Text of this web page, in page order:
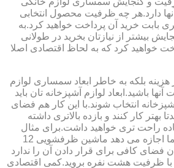
دارد.هر چه ظرفیت محصول انتخابی
بابت خرید آن پرداخت خواهید کرد.به
بیشتر از نیازتان بخرید در طولانی
خواهید کرد که به لحاظ اقتصادی اصلا
هزینه بلکه به خاطر ابعاد سمساری لوازم
باشید.ابعاد لوازم آشپزخانه تان باید
انتخاب شوند.با این کار هم فضای
بهتر کار کنند و بازده بالاتری داشته
راحت تری خواهید داشت.برای مثال
حتی اگر بودجه تان به شما اجازه می دهد ماشین ظرفشویی 12
فضای کافی برای قرار دادن آن را ندارد
ظرفیت هشت نفره بروید.کمی اقتصادی